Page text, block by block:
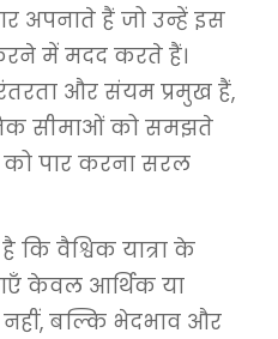
अपनाते हैं जो उन्हें इस
में मदद करते हैं।
और संयम प्रमुख हैं,
सीमाओं को समझते
को पार करना सरल
कि वैश्विक यात्रा के
केवल आर्थिक या
नहीं, बल्कि भेदभाव और